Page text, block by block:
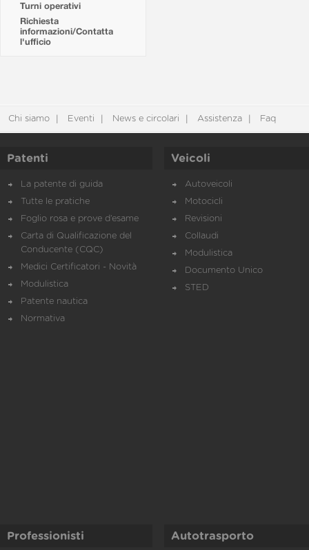
Turni operativi
Richiesta
informazioni/Contatta
l'ufficio
Chi siamo Eventi News e circolari Assistenza Faq
Patenti
La patente di guida
Tutte le pratiche
Foglio rosa e prove d’esame
Carta di Qualificazione del
Conducente (CQC)
Medici Certificatori - Novità
Modulistica
Patente nautica
Normativa
Veicoli
Autoveicoli
Motocicli
Revisioni
Collaudi
Modulistica
Documento Unico
STED
Professionisti Autotrasporto